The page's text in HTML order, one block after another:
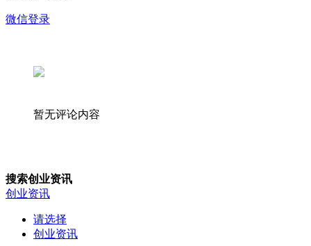
微信登录
暂无评论内容
搜索创业资讯
创业资讯
请选择
创业资讯